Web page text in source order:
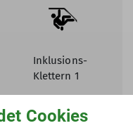
Inklusions-
Klettern 1
Kornhaas
Cookies